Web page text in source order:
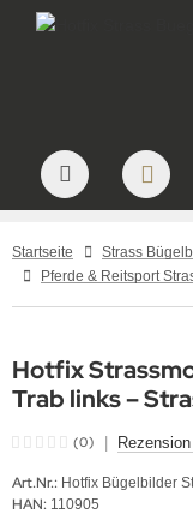
Startseite
Hotfix
Trab links –
(0)
Art.Nr.: Hotfix Bügelbilder
HAN: 110905